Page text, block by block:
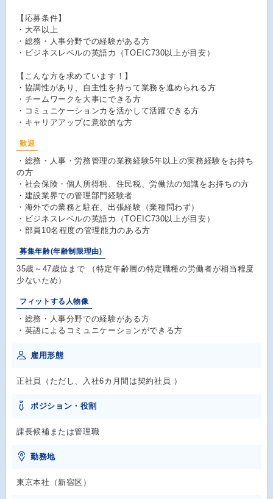
【応募条件】
・大卒以上
・総務・人事分野での経験がある方
・ビジネスレベルの英語力（TOEIC730以上が目安）
【こんな方を求めています！】
・協調性があり、自主性を持って業務を進められる方
・チームワークを大事にできる方
・コミュニケーション力を活かして活躍できる方
・キャリアアップに意欲的な方
歓迎
・総務・人事・労務管理の業務経験5年以上の実務経験をお持ち
の方
・社会保険・個人所得税、住民税、労働法の知識をお持ちの方
・建設業界での管理部門経験者
・海外での業務と駐在、出張経験（業種問わず）
・ビジネスレベルの英語力（TOEIC730以上が目安）
・部員10名程度の管理能力のある方
募集年齢(年齢制限理由)
35歳～47歳位まで （特定年齢層の特定職種の労働者が相当程度
少ないため）
フィットする人物像
・総務・人事分野での経験がある方
・英語によるコミュニケーションができる方
雇用形態
正社員（ただし、入社6カ月間は契約社員 ）
ポジション・役割
課長候補または管理職
勤務地
東京本社（新宿区）